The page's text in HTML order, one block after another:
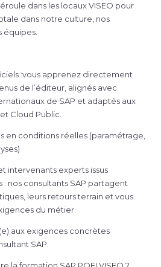
dans les locaux VISEO pour
dans notre culture, nos
équipes.
:vous apprenez directement
de l’éditeur, alignés avec
de SAP et adaptés aux
Cloud Public.
en conditions réelles (paramétrage,
intervenants experts issus
: nos consultants SAP partagent
leurs retours terrain et vous
du métier.
aux exigences concrètes
SAP.